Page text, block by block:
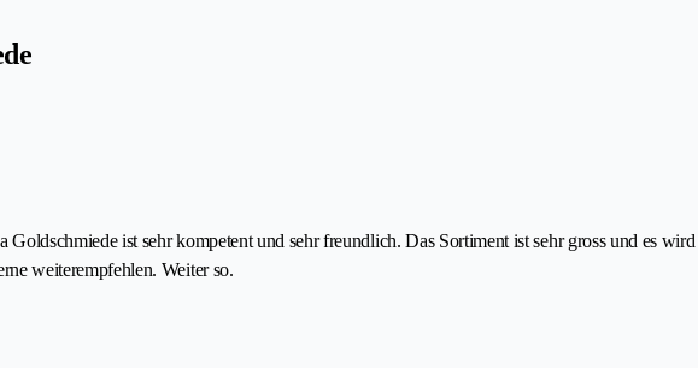
ist sehr kompetent und sehr freundlich. Das Sortiment ist sehr gross und es
weiterempfehlen. Weiter so.